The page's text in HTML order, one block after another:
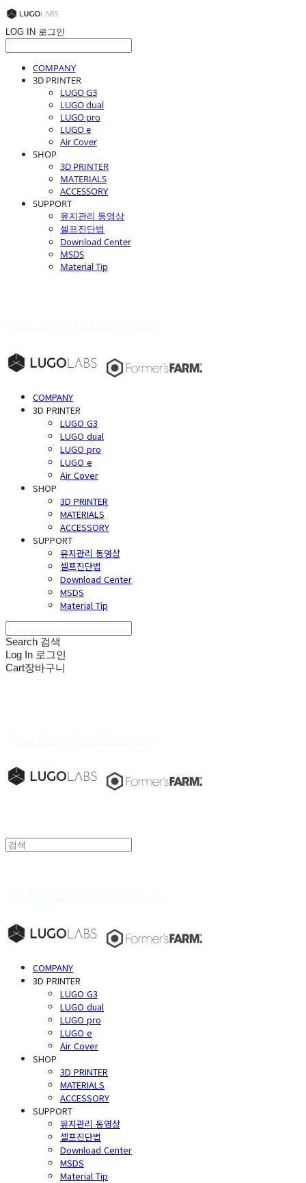
LOG IN 로그인
COMPANY
3D PRINTER
LUGO G3
LUGO dual
LUGO pro
LUGO e
Air Cover
SHOP
3D PRINTER
MATERIALS
ACCESSORY
SUPPORT
유지관리 동영상
셀프진단법
Download Center
MSDS
Material Tip
COMPANY
3D PRINTER
LUGO G3
LUGO dual
LUGO pro
LUGO e
Air Cover
SHOP
3D PRINTER
MATERIALS
ACCESSORY
SUPPORT
유지관리 동영상
셀프진단법
Download Center
MSDS
Material Tip
Search 검색
Log In 로그인
Cart장바구니
COMPANY
3D PRINTER
LUGO G3
LUGO dual
LUGO pro
LUGO e
Air Cover
SHOP
3D PRINTER
MATERIALS
ACCESSORY
SUPPORT
유지관리 동영상
셀프진단법
Download Center
MSDS
Material Tip